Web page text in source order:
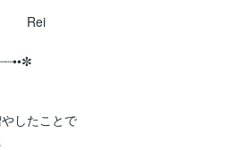
したことで